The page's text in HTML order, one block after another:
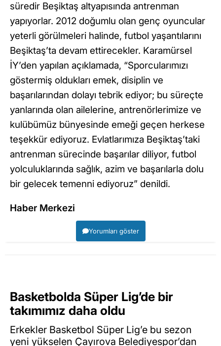
süredir Beşiktaş altyapısında antrenman
yapıyorlar. 2012 doğumlu olan genç oyuncular
yeterli görülmeleri halinde, futbol yaşantılarını
Beşiktaş’ta devam ettirecekler. Karamürsel
İY’den yapılan açıklamada, “Sporcularımızı
göstermiş oldukları emek, disiplin ve
başarılarından dolayı tebrik ediyor; bu süreçte
yanlarında olan ailelerine, antrenörlerimize ve
kulübümüz bünyesinde emeği geçen herkese
teşekkür ediyoruz. Evlatlarımıza Beşiktaş’taki
antrenman sürecinde başarılar diliyor, futbol
yolculuklarında sağlık, azim ve başarılarla dolu
bir gelecek temenni ediyoruz” denildi.
Haber Merkezi
Yorumları göster
Basketbolda Süper Lig’de bir
takımımız daha oldu
Erkekler Basketbol Süper Lig’e bu sezon
yeni yükselen Çayırova Belediyespor’dan